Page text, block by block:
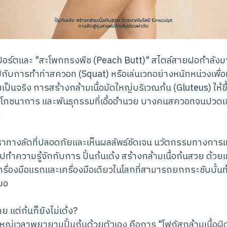
ร์ตและ "สะโพกทรงพีช (Peach Butt)" สไตล์สายฝอกำลัง
กับการทำท่าสควอท (Squat) หรือเล่นเวทอย่างหนักหน่วงเพื่
ป็นจริง การสร้างกล้ามเนื้อมัดใหญ่บริเวณก้น (Gluteus) ใ
โภชนาการ และพันธุกรรมที่เอื้ออำนวย บางคนสควอทจนปว
างลัดที่ปลอดภัยและเห็นผลลัพธ์ชัดเจน นวัตกรรมทางกา
ทำความรู้จักกับการ ปั้นก้นเด้ง สร้างกล้ามเนื้อก้นสวย ด้วยเ
องมือแรกและเครื่องมือเดียวในโลกที่สามารถยกกระชับบั้น
แต่ก้นก็ยังไม่เด้ง?